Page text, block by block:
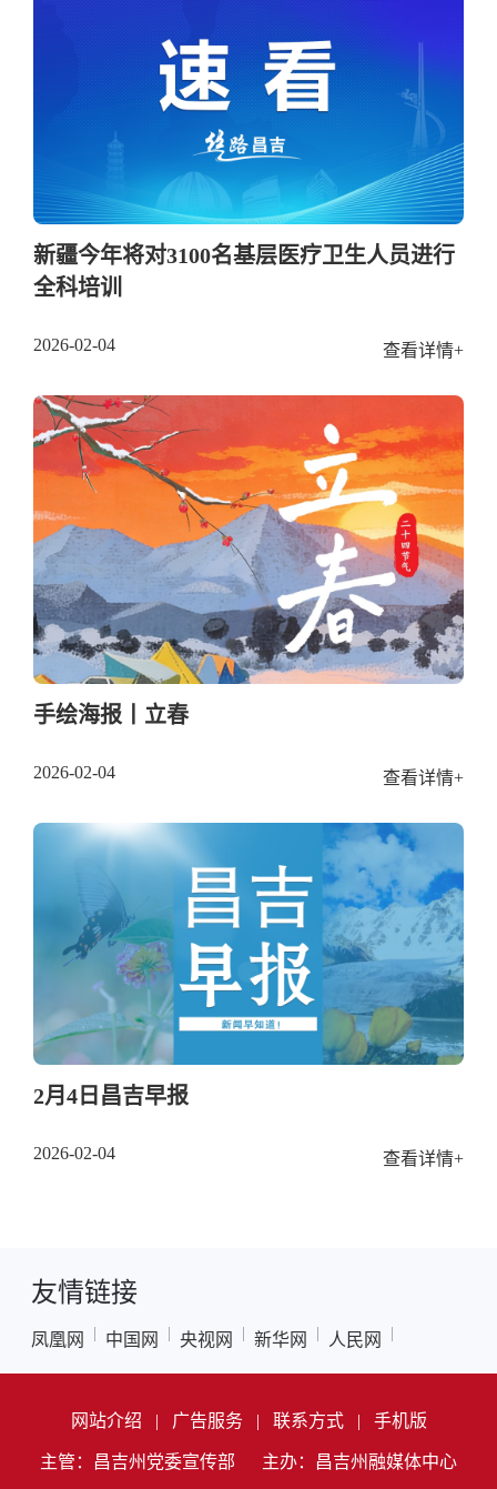
新疆今年将对3100名基层医疗卫生人员进行
全科培训
2026-02-04 查看详情+
手绘海报丨立春
2026-02-04 查看详情+
2月4日昌吉早报
2026-02-04 查看详情+
友情链接
凤凰网 中国网 央视网 新华网 人民网
网站介绍 广告服务 联系方式 手机版
主管：昌吉州党委宣传部 主办：昌吉州融媒体中心